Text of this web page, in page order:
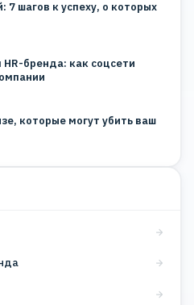
7 шагов к успеху, о которых
бренда: как соцсети
которые могут убить ваш